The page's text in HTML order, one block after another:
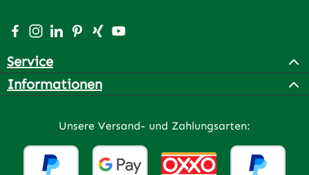
Besuche uns auf Facebook – öffnet in neuem Tab
Schau auf Instagram vorbei – öffnet in neuem Tab
Vernetze dich mit uns auf LinkedIn – öffnet in
Lass dich auf Pinterest inspirieren – öffnet
Vernetze dich mit uns auf Xing – öffnet
Sieh dir unsere Videos auf YouTube
Service
Informationen
Unsere Versand- und Zahlungsarten: